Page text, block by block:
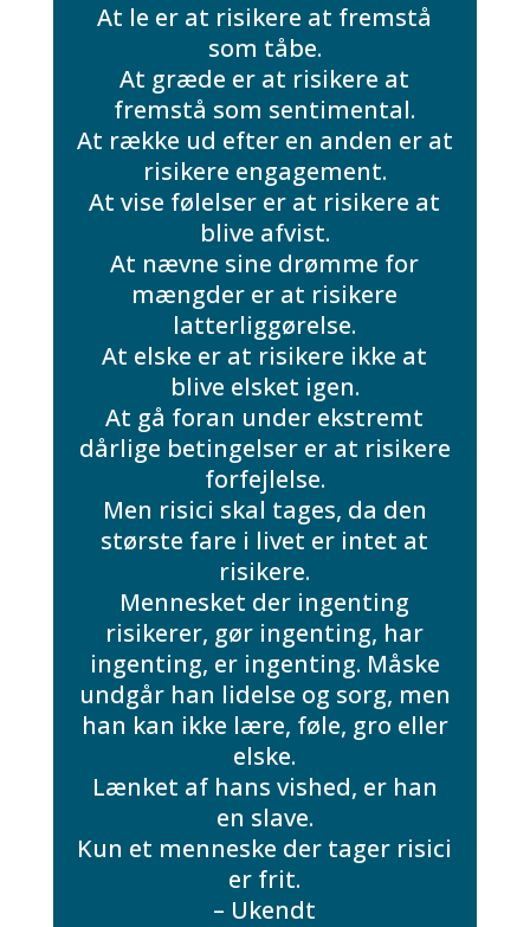
At le er at risikere at fremstå
som tåbe.
At græde er at risikere at
fremstå som sentimental.
At række ud efter en anden er at
risikere engagement.
At vise følelser er at risikere at
blive afvist.
At nævne sine drømme for
mængder er at risikere
latterliggørelse.
At elske er at risikere ikke at
blive elsket igen.
At gå foran under ekstremt
dårlige betingelser er at risikere
forfejlelse.
Men risici skal tages, da den
største fare i livet er intet at
risikere.
Mennesket der ingenting
risikerer, gør ingenting, har
ingenting, er ingenting. Måske
undgår han lidelse og sorg, men
han kan ikke lære, føle, gro eller
elske.
Lænket af hans vished, er han
en slave.
Kun et menneske der tager risici
er frit.
– Ukendt